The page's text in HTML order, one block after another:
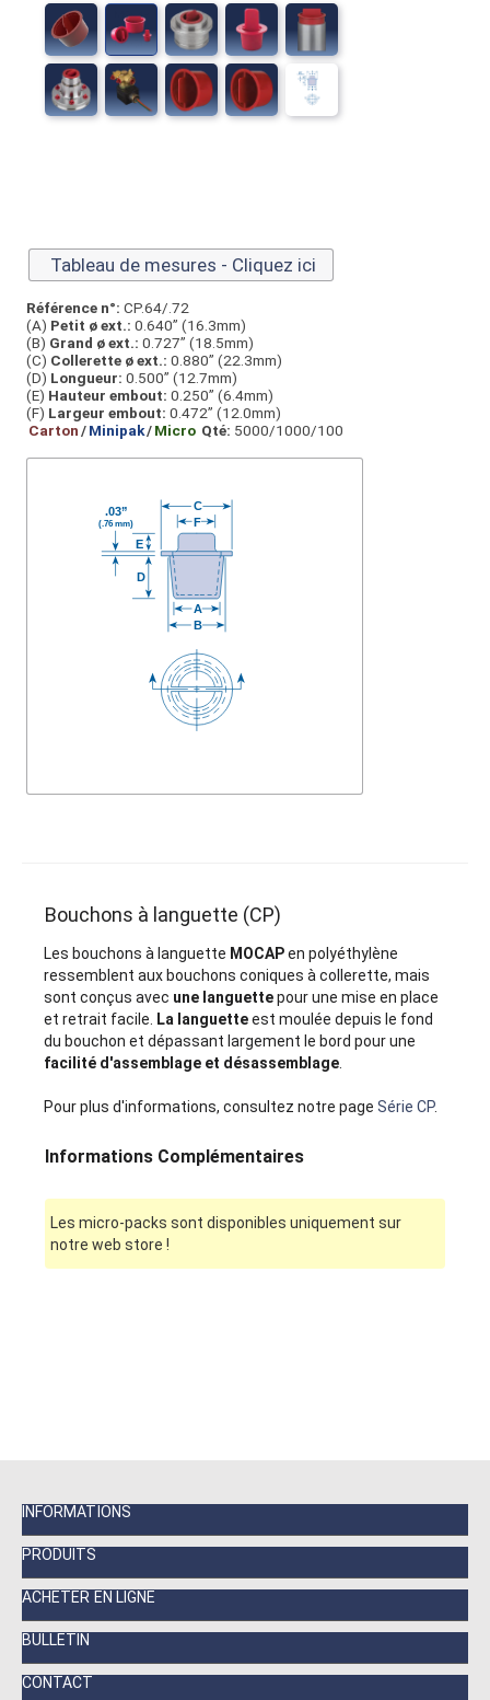
Tableau de mesures - Cliquez ici
Référence n°: CP.64/.72
(A) Petit ø ext.: 0.640” (16.3mm)
(B) Grand ø ext.: 0.727” (18.5mm)
(C) Collerette ø ext.: 0.880” (22.3mm)
(D) Longueur: 0.500” (12.7mm)
(E) Hauteur embout: 0.250” (6.4mm)
(F) Largeur embout: 0.472” (12.0mm)
Carton/Minipak/Micro Qté: 5000/1000/100
Bouchons à languette (CP)
Les bouchons à languette MOCAPen polyéthylène
ressemblent aux bouchons coniques à collerette, mais
sont conçus avec une languettepour une mise en place
et retrait facile.
La languetteest moulée depuis le fond
du bouchon et dépassant largement le bord pour une
facilité d'assemblage et désassemblage
Pour plus d'informations, consultez notre pageSérie CP.
Informations Complémentaires
Les micro-packs sont disponibles uniquement sur
notre web store !
INFORMATIONS
PRODUITS
ACHETER EN LIGNE
BULLETIN
CONTACT